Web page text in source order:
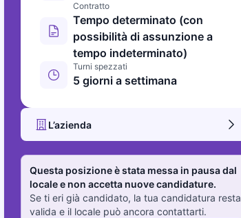
Contratto
Tempo determinato (con
possibilità di assunzione a
tempo indeterminato)
Turni spezzati
5 giorni a settimana
L’azienda
Questa posizione è stata messa in pausa dal
locale e non accetta nuove candidature.
Se ti eri già candidato, la tua candidatura resta
valida e il locale può ancora contattarti.